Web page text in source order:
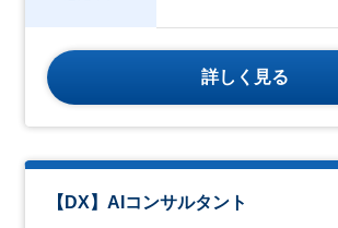
詳しく見る
【DX】AIコンサルタント